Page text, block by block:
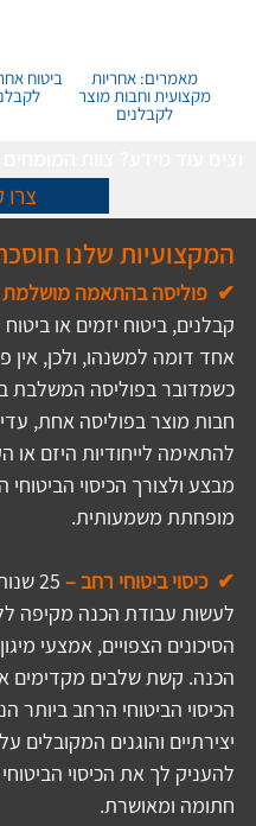
מאמרים: אחריות
מקצועית וחבות מוצר
לקבלנים
ביטוח
המקצועיות שלנו
✔  פוליסה בהתאמה מושלמת
קבלנים, ביטוח יזמים או
אחד דומה למשנהו, ולכן,
כשמדובר בפוליסה המשלבת
חבות מוצר בפוליסה אחת,
להתאימה לייחודיות היזם או
מבצע ולצורך הכיסוי
מופחתת משמעותית.
✔  כיסוי ביטוחי רחב –
25
לעשות עבודת הכנה מקיפה
הסיכונים הצפויים, אמצעי
הכנה. קשת שלבים מקדימים
הכיסוי הביטוחי הרחב ביותר
יצירתיים והוגנים המקובלים
להעניק לך את הכיסוי
חתומה ומאושרת.